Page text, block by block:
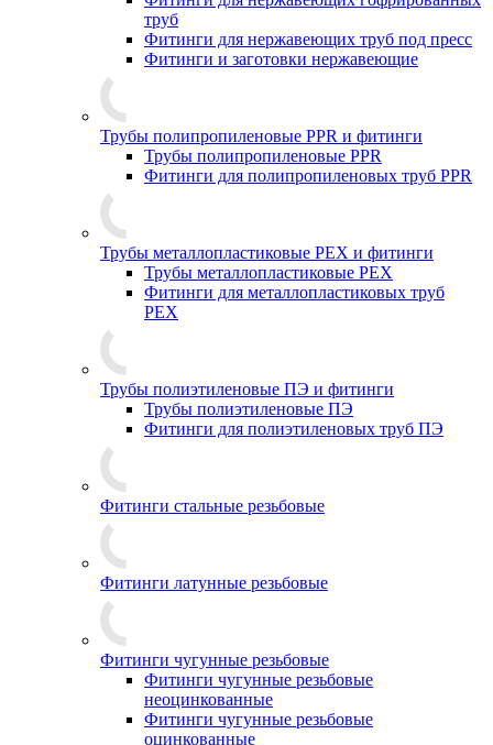
труб
Фитинги для нержавеющих труб под пресс
Фитинги и заготовки нержавеющие
Трубы полипропиленовые PPR и фитинги
Трубы полипропиленовые PPR
Фитинги для полипропиленовых труб PPR
Трубы металлопластиковые PEX и фитинги
Трубы металлопластиковые PEX
Фитинги для металлопластиковых труб
PEX
Трубы полиэтиленовые ПЭ и фитинги
Трубы полиэтиленовые ПЭ
Фитинги для полиэтиленовых труб ПЭ
Фитинги стальные резьбовые
Фитинги латунные резьбовые
Фитинги чугунные резьбовые
Фитинги чугунные резьбовые
неоцинкованные
Фитинги чугунные резьбовые
оцинкованные